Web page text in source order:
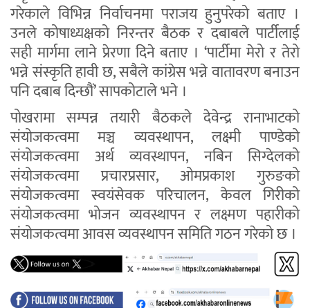
गरेकाले विभिन्न निर्वाचनमा पराजय हुनुपरेको बताए ।
उनले कोषाध्यक्षको निरन्तर बैठक र दबाबले पार्टीलाई
सही मार्गमा लाने प्रेरणा दिने बताए । ‘पार्टीमा मेरो र तेरो
भन्ने संस्कृति हावी छ, सबैले कांग्रेस भन्ने वातावरण बनाउन
पनि दबाब दिन्छौं’ सापकोटाले भने ।
पोखरामा सम्पन्न तयारी बैठकले देवेन्द्र रानाभाटको
संयोजकत्वमा मञ्च व्यवस्थापन, लक्ष्मी पाण्डेको
संयोजकत्वमा अर्थ व्यवस्थापन, नबिन सिग्देलको
संयोजकत्वमा प्रचारप्रसार, ओमप्रकाश गुरुङको
संयोजकत्वमा स्वयंसेवक परिचालन, केवल गिरीको
संयोजकत्वमा भोजन व्यवस्थापन र लक्ष्मण पहारीको
संयोजकत्वमा आवस व्यवस्थापन समिति गठन गरेको छ ।